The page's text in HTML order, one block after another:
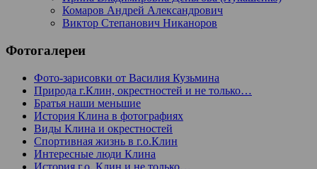
Комаров Андрей Александрович
Виктор Степанович Никаноров
Фотогалереи
Фото-зарисовки от Василия Кузьмина
Природа г.Клин, окрестностей и не только…
Братья наши меньшие
История Клина в фотографиях
Виды Клина и окрестностей
Спортивная жизнь в г.о.Клин
Интересные люди Клина
История г.о. Клин и не только…